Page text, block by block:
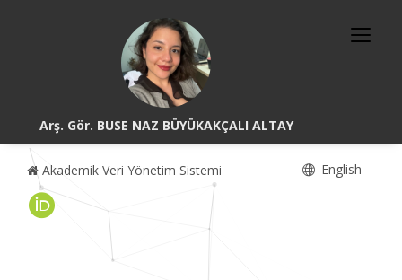
Arş. Gör. BUSE NAZ BÜYÜKAKÇALI ALTAY
Akademik Veri Yönetim Sistemi English